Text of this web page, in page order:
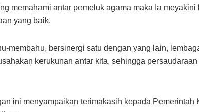
memahami antar pemeluk agama maka Ia
yang baik.
membahu, bersinergi satu dengan yang lain,
kerukunan antar kita, sehingga
ini menyampaikan terimakasih kepada